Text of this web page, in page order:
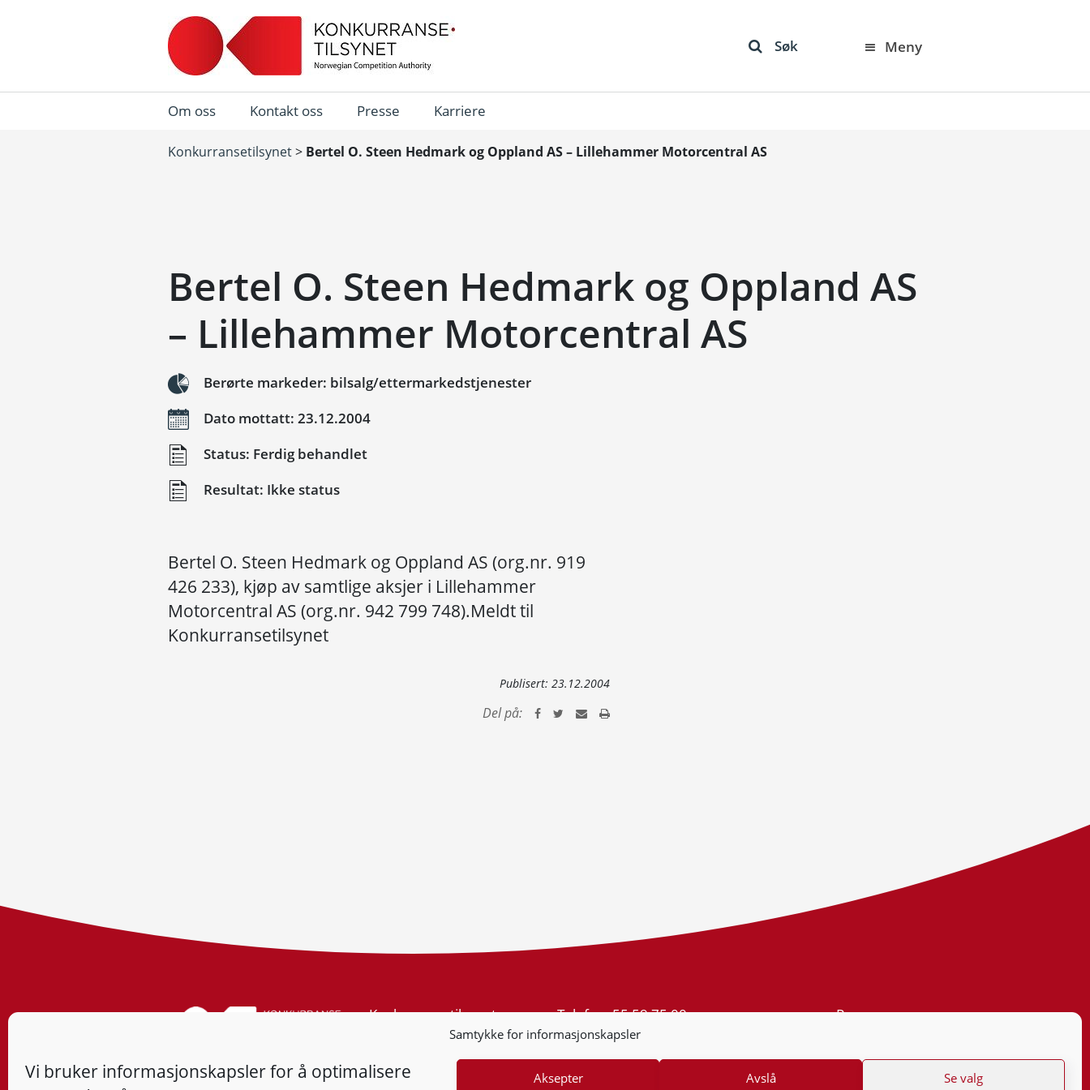
Samtykke for informasjonskapsler
Vi bruker informasjonskapsler for å optimalisere
Aksepter Avslå Se valg
Søk Meny
Om oss Kontakt oss Presse Karriere
Konkurransetilsynet> Bertel O. Steen Hedmark og Oppland AS – Lillehammer Motorcentral AS
Bertel O. Steen Hedmark og Oppland AS
– Lillehammer Motorcentral AS
Berørte markeder: bilsalg/ettermarkedstjenester
Dato mottatt: 23.12.2004
Status: Ferdig behandlet
Resultat: Ikke status
Bertel O. Steen Hedmark og Oppland AS (org.nr. 919
426 233), kjøp av samtlige aksjer i Lillehammer
Motorcentral AS (org.nr. 942 799 748).Meldt til
Konkurransetilsynet
Publisert: 23.12.2004
Del på:
Konkurransetilsynet
Postboks 439 Sentrum
Org.nr: 974 761 246
Telefon:55 59 75 00
E-post:post@kt.no
Nyhetsvarsel >>
Personvern